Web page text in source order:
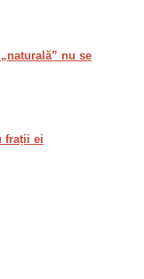
nu se
frații ei